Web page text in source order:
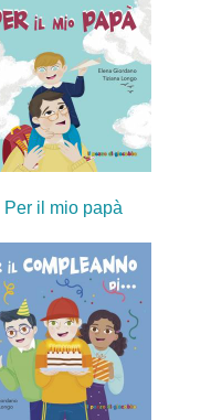
Per il mio papà